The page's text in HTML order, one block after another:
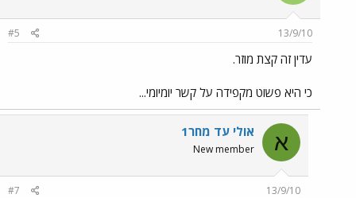
13/9/10
#5
עדין זה קצת מוזר.
כי היא פשוט מקפידה על קשר יומיומי...
א אולי עד מחר1
New member
13/9/10
#7